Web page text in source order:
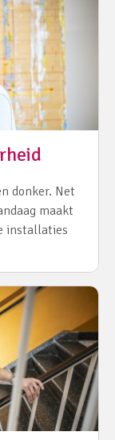
donker. Net
maakt
installaties